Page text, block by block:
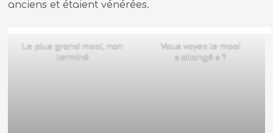
anciens et étaient vénérées.
Le plus grand moaï, non
terminé
Vous voyez le moaï
« allongé » ?